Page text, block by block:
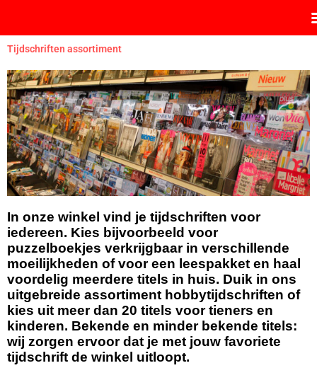
de
inhoud
Tijdschriften assortiment
In onze winkel vind je tijdschriften voor
iedereen. Kies bijvoorbeeld voor
puzzelboekjes verkrijgbaar in verschillende
moeilijkheden of voor een leespakket en haal
voordelig meerdere titels in huis. Duik in ons
uitgebreide assortiment hobbytijdschriften of
kies uit meer dan 20 titels voor tieners en
kinderen. Bekende en minder bekende titels:
wij zorgen ervoor dat je met jouw favoriete
tijdschrift de winkel uitloopt.